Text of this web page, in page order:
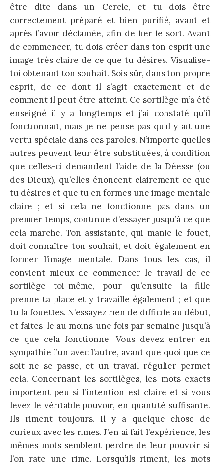
être dite dans un Cercle, et tu dois être
correctement préparé et bien purifié, avant et
après l’avoir déclamée, afin de lier le sort. Avant
de commencer, tu dois créer dans ton esprit une
image très claire de ce que tu désires. Visualise-
toi obtenant ton souhait. Sois sûr, dans ton propre
esprit, de ce dont il s’agit exactement et de
comment il peut être atteint. Ce sortilège m’a été
enseigné il y a longtemps et j’ai constaté qu’il
fonctionnait, mais je ne pense pas qu’il y ait une
vertu spéciale dans ces paroles. N’importe quelles
autres peuvent leur être substituées, à condition
que celles-ci demandent l’aide de la Déesse (ou
des Dieux), qu’elles énoncent clairement ce que
tu désires et que tu en formes une image mentale
claire ; et si cela ne fonctionne pas dans un
premier temps, continue d’essayer jusqu’à ce que
cela marche. Ton assistante, qui manie le fouet,
doit connaître ton souhait, et doit également en
former l’image mentale. Dans tous les cas, il
convient mieux de commencer le travail de ce
sortilège toi-même, pour qu’ensuite la fille
prenne ta place et y travaille également ; et que
tu la fouettes. N’essayez rien de difficile au début,
et faites-le au moins une fois par semaine jusqu’à
ce que cela fonctionne. Vous devez entrer en
sympathie l’un avec l’autre, avant que quoi que ce
soit ne se passe, et un travail régulier permet
cela. Concernant les sortilèges, les mots exacts
importent peu si l’intention est claire et si vous
levez le véritable pouvoir, en quantité suffisante.
Ils riment toujours. Il y a quelque chose de
curieux avec les rimes. J’en ai fait l’expérience, les
mêmes mots semblent perdre de leur pouvoir si
l’on rate une rime. Lorsqu’ils riment, les mots